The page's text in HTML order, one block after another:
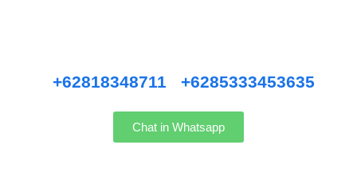
+62818348711 +6285333453635
Chat in Whatsapp